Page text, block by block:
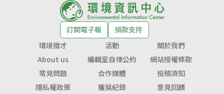
訂閱電子報
捐款支持
環境徵才
活動
關於我們
About us
編輯室自律公約
網站授權條款
常見問題
合作媒體
投稿須知
隱私權政策
獲獎紀錄 意見回饋